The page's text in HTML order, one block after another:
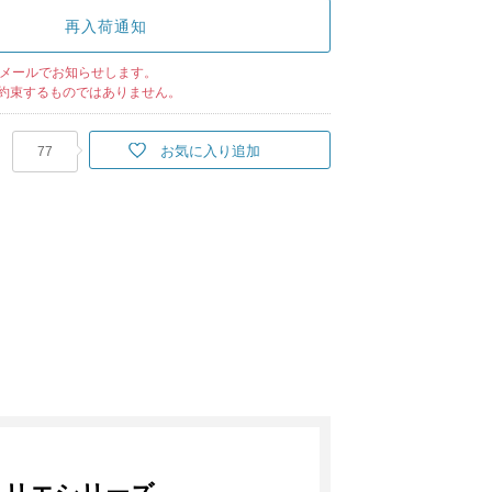
再入荷通知
ールでお知らせします。
するものではありません。
77 お気に入り追加